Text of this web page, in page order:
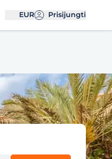
EUR Prisijungti